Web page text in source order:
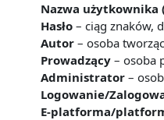
Nazwa użytkownika
Hasło – ciąg znaków,
Autor – osoba
Prowadzący – osoba
Administrator –
Logowanie/
E-platforma/